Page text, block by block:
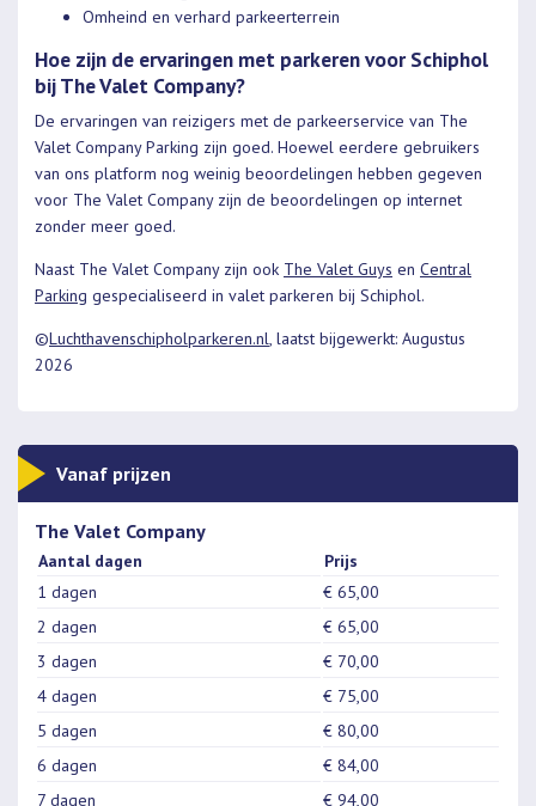
Omheind en verhard parkeerterrein
Hoe zijn de ervaringen met parkeren voor Schiphol
bij The Valet Company?
De ervaringen van reizigers met de parkeerservice van The
Valet Company Parking zijn goed. Hoewel eerdere gebruikers
van ons platform nog weinig beoordelingen hebben gegeven
voor The Valet Company zijn de beoordelingen op internet
zonder meer goed.
Naast The Valet Company zijn ook The Valet Guys en Central
Parking gespecialiseerd in valet parkeren bij Schiphol.
©Luchthavenschipholparkeren.nl , laatst bijgewerkt: Augustus
2026
Vanaf prijzen
The Valet Company
Aantal dagen
Prijs
1 dagen
€ 65,00
2 dagen
€ 65,00
3 dagen
€ 70,00
4 dagen
€ 75,00
5 dagen
€ 80,00
6 dagen
€ 84,00
7 dagen
€ 94,00